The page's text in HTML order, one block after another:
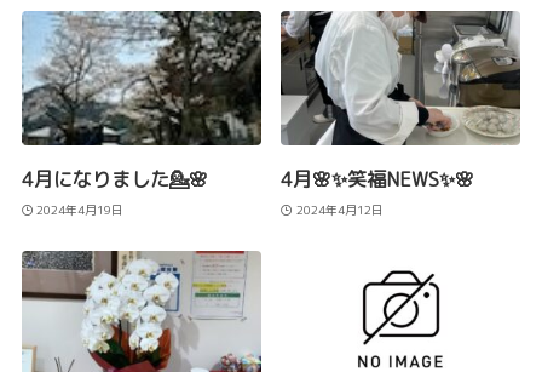
4月になりました💁🌸
2024年4月19日
4月🌸✨笑福NEWS✨🌸
2024年4月12日